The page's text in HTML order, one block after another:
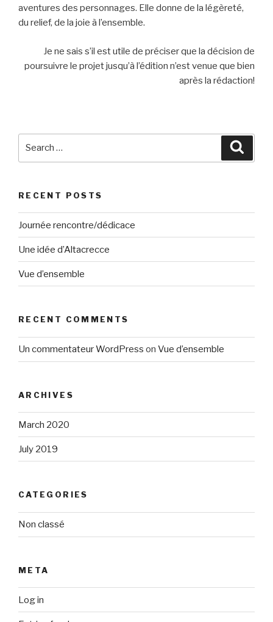
aventures des personnages. Elle donne de la légèreté,
du relief, de la joie à l’ensemble.
Je ne sais s’il est utile de préciser que la décision de
poursuivre le projet jusqu’à l’édition n’est venue que bien
après la rédaction!
RECENT POSTS
Journée rencontre/dédicace
Une idée d’Altacrecce
Vue d’ensemble
RECENT COMMENTS
Un commentateur WordPress on Vue d’ensemble
ARCHIVES
March 2020
July 2019
CATEGORIES
Non classé
META
Log in